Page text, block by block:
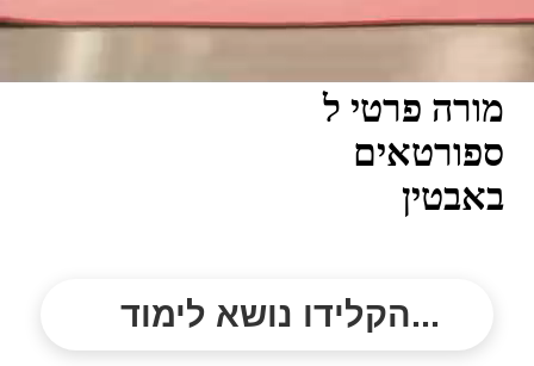
מורה פרטי ל
ספורטאים
באבטין
הקלידו נושא לימוד...